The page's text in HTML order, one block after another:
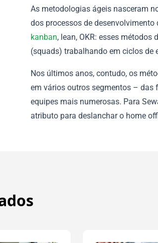
As metodologias ágeis nasceram
dos processos de
kanban, lean, OKR: esses
(squads) trabalhando em ciclos de
Nos últimos anos, contudo, os
em vários outros segmentos – das
equipes mais numerosas. Para
atributo para deslanchar o home